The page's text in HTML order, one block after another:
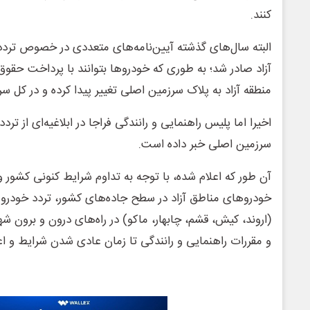
کنند.
البته سال‌های گذشته آیین‌نامه‌های متعددی در خصوص
آزاد صادر شد؛ به طوری که خودروها بتوانند با پرداخت
منطقه آزاد به پلاک سرزمین اصلی تغییر پیدا کرده و در کل
اخیرا اما پلیس راهنمایی و رانندگی فراجا در ابلاغیه‌ای از
سرزمین اصلی خبر داده است.
آن طور که اعلام شده، با توجه به تداوم شرایط کنونی
خودروهای مناطق آزاد در سطح جاده‌های کشور، تردد
(اروند، کیش، قشم، چابهار، ماکو) در راه‌های درون و برون
و مقررات راهنمایی و رانندگی تا زمان عادی شدن شرایط و